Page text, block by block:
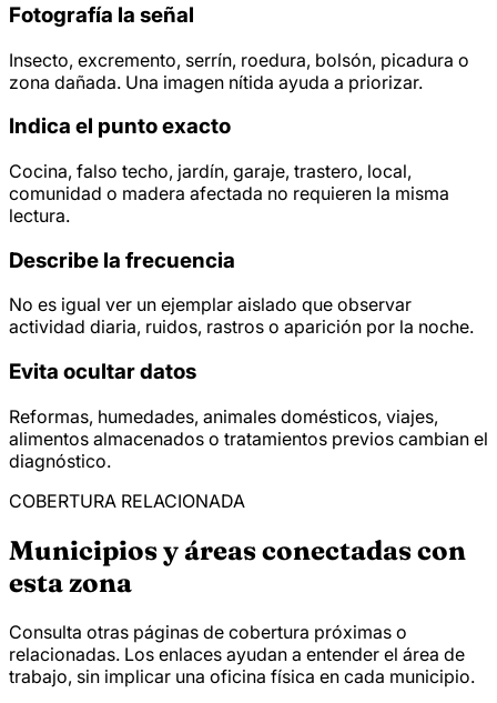
Fotografía la señal
Insecto, excremento, serrín, roedura, bolsón, picadura o
zona dañada. Una imagen nítida ayuda a priorizar.
Indica el punto exacto
Cocina, falso techo, jardín, garaje, trastero, local,
comunidad o madera afectada no requieren la misma
lectura.
Describe la frecuencia
No es igual ver un ejemplar aislado que observar
actividad diaria, ruidos, rastros o aparición por la noche.
Evita ocultar datos
Reformas, humedades, animales domésticos, viajes,
alimentos almacenados o tratamientos previos cambian el
diagnóstico.
COBERTURA RELACIONADA
Municipios y áreas conectadas con
esta zona
Consulta otras páginas de cobertura próximas o
relacionadas. Los enlaces ayudan a entender el área de
trabajo, sin implicar una oficina física en cada municipio.